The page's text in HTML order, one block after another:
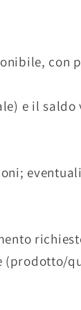
e il
(prodotto/